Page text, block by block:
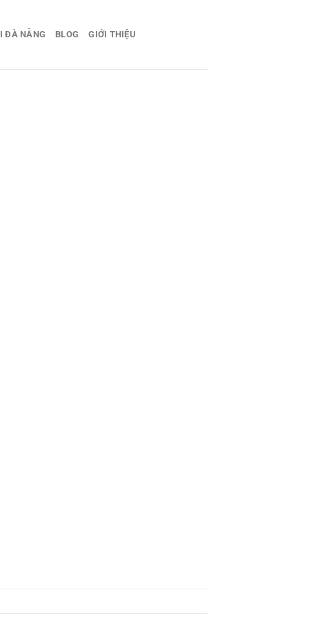
ĐÀ NẴNG BLOG GIỚI THIỆU